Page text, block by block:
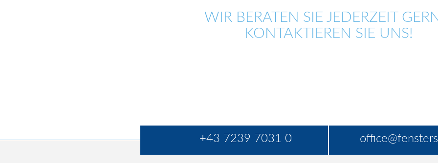
WIR BERATEN SIE JEDERZEIT
KONTAKTIEREN SIE UNS!
+43 7239 7031 0